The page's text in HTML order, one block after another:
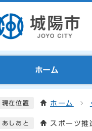
ホーム
現在位置 ホーム
あしあと スポーツ推